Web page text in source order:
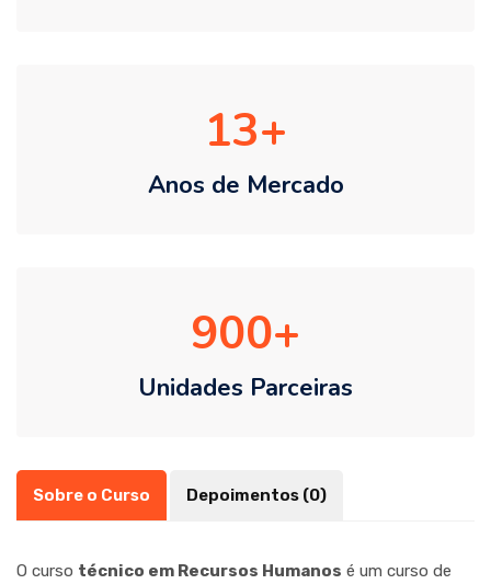
13
Anos de Mercado
900
Unidades Parceiras
Sobre o Curso Depoimentos (0)
O curso técnico em Recursos Humanos é um curso de